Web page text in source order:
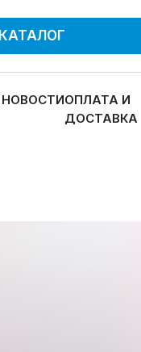
КАТАЛОГ
НОВОСТИОПЛАТА И
ДОСТАВКА